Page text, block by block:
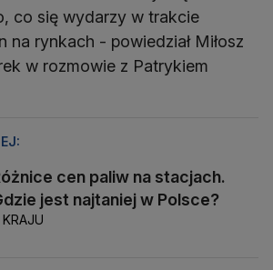
co się wydarzy w trakcie
na rynkach - powiedział Miłosz
w rozmowie z Patrykiem
cen paliw na stacjach.
jest najtaniej w Polsce?
KRAJU